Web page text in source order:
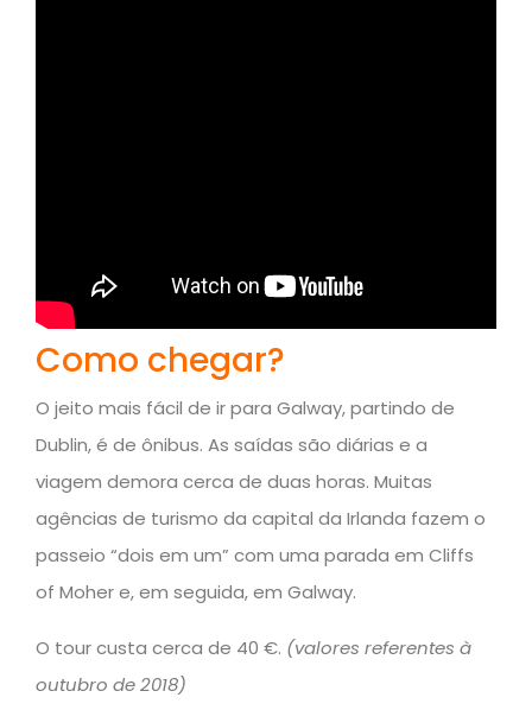
Como chegar?
O jeito mais fácil de ir para Galway, partindo de
Dublin, é de ônibus. As saídas são diárias e a
viagem demora cerca de duas horas. Muitas
agências de turismo da capital da Irlanda fazem o
passeio “dois em um” com uma parada em Cliffs
of Moher e, em seguida, em Galway.
O tour custa cerca de 40 €. (valores referentes à
outubro de 2018)